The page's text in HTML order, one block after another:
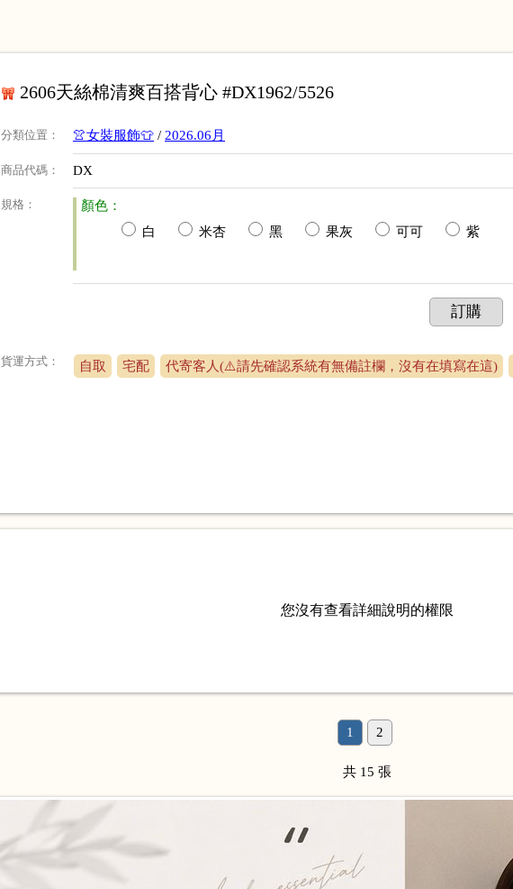
2606天絲棉清爽百搭背心 #DX1962/5526
分類位置 ： 👚女裝服飾👕 / 2026.06月
商品代碼 ： DX
規格 ：
顏色：
白
米杏 黑 果灰 可可 紫
訂購
貨運方式： 自取 宅配 代寄客人(⚠️請先確認系統有無備註欄，沒有在填寫在這)
您沒有查看詳細說明的權限
1 2
共 15 張